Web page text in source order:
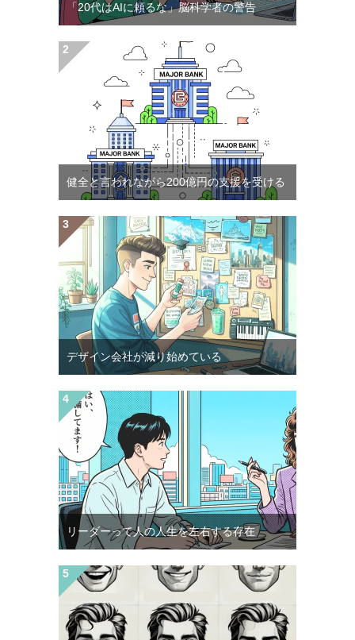
「20代はAIに頼るな」脳科学者の警告
健全と言われながら200億円の支援を受ける
デザイン会社が減り始めている
リーダーって人の人生を左右する存在